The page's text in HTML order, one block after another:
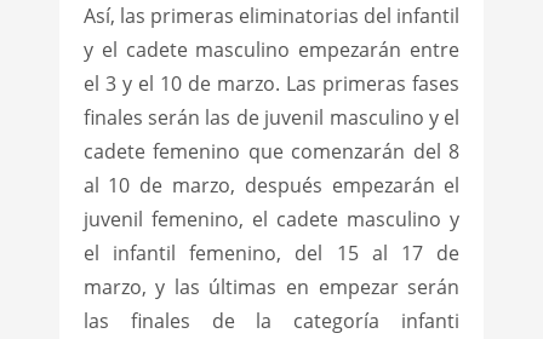
Así, las primeras eliminatorias del infantil
y el cadete masculino empezarán entre
el 3 y el 10 de marzo. Las primeras fases
finales serán las de juvenil masculino y el
cadete femenino que comenzarán del 8
al 10 de marzo, después empezarán el
juvenil femenino, el cadete masculino y
el infantil femenino, del 15 al 17 de
marzo, y las últimas en empezar serán
las finales de la categoría infanti